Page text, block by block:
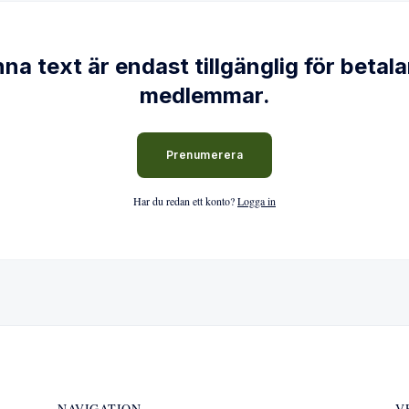
text är endast tillgänglig för
medlemmar.
Prenumerera
Har du redan ett konto?Logga in